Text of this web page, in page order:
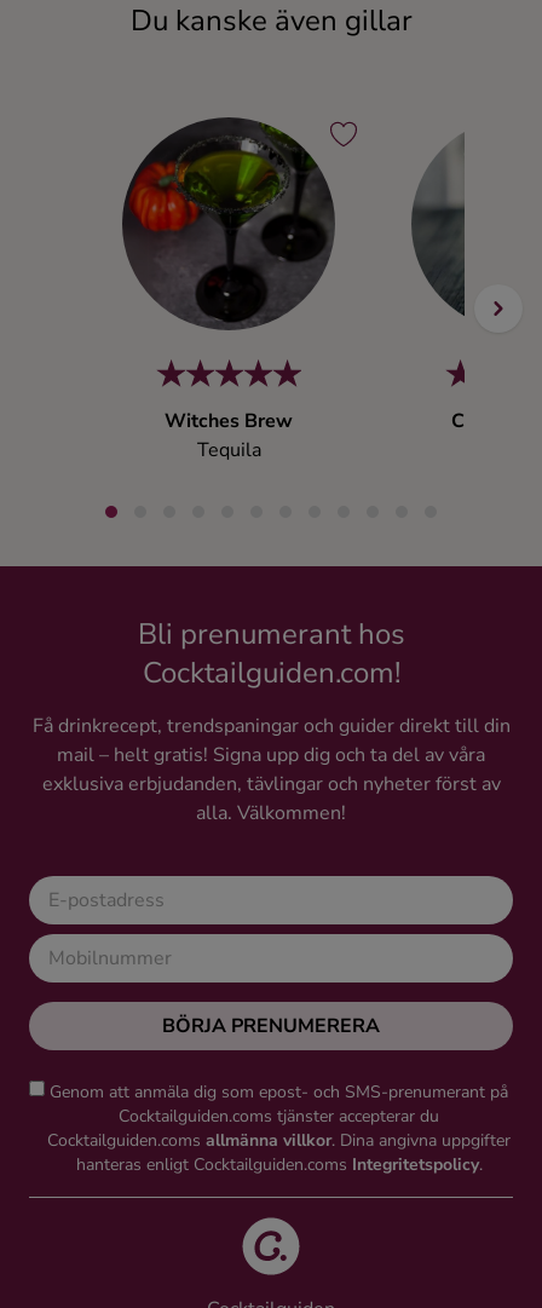
Du kanske även gillar
Witches Brew
Tequila
Cactus
Bli prenumerant hos
Cocktailguiden.com!
Få drinkrecept, trendspaningar och guider direkt till din
mail – helt gratis! Signa upp dig och ta del av våra
exklusiva erbjudanden, tävlingar och nyheter först av
alla. Välkommen!
BÖRJA PRENUMERERA
Genom att anmäla dig som epost- och SMS-prenumerant på
Cocktailguiden.coms tjänster accepterar du
Cocktailguiden.coms allmänna villkor. Dina angivna uppgifter
hanteras enligt Cocktailguiden.coms Integritetspolicy.